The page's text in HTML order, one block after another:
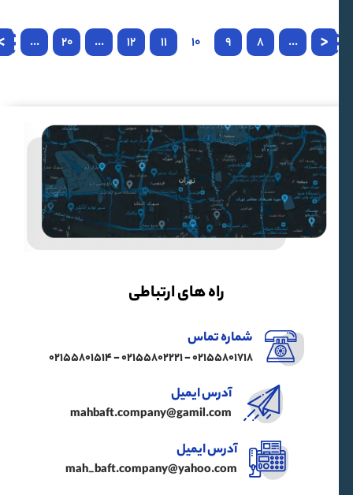
<
>
راه های ارتباطی
شماره تماس
02155801718 - 02155802221 - 02155801514
آدرس ایمیل
mahbaft.company@gamil.com
آدرس ایمیل
mah_baft.company@yahoo.com